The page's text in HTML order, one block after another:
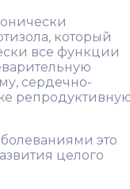
который
все функции
сердечно-
это
целого